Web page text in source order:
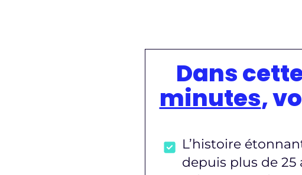
Dans
minutes,
L’histoire
depuis plus de 25